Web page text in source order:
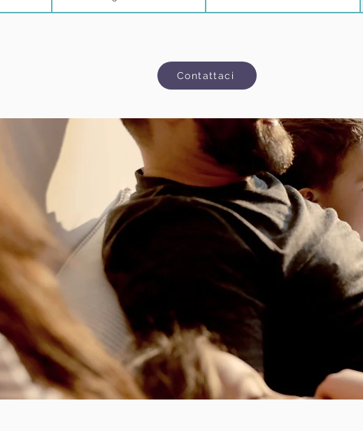
Contattaci